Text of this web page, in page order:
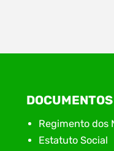
A 15ª FERSUL –
do Itajaí acontece nos
de 2026, no Centro
Purnhagen, e contará
especial voltada à
DOCUMENTOS
Regimento dos
Estatuto Social